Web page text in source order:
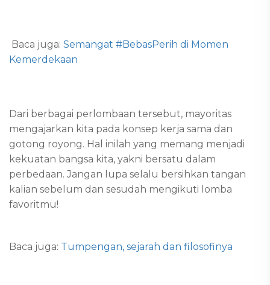
Baca juga: Semangat #BebasPerih di Momen
Kemerdekaan
Dari berbagai perlombaan tersebut, mayoritas
mengajarkan kita pada konsep kerja sama dan
gotong royong. Hal inilah yang memang menjadi
kekuatan bangsa kita, yakni bersatu dalam
perbedaan. Jangan lupa selalu bersihkan tangan
kalian sebelum dan sesudah mengikuti lomba
favoritmu!
Baca juga: Tumpengan, sejarah dan filosofinya